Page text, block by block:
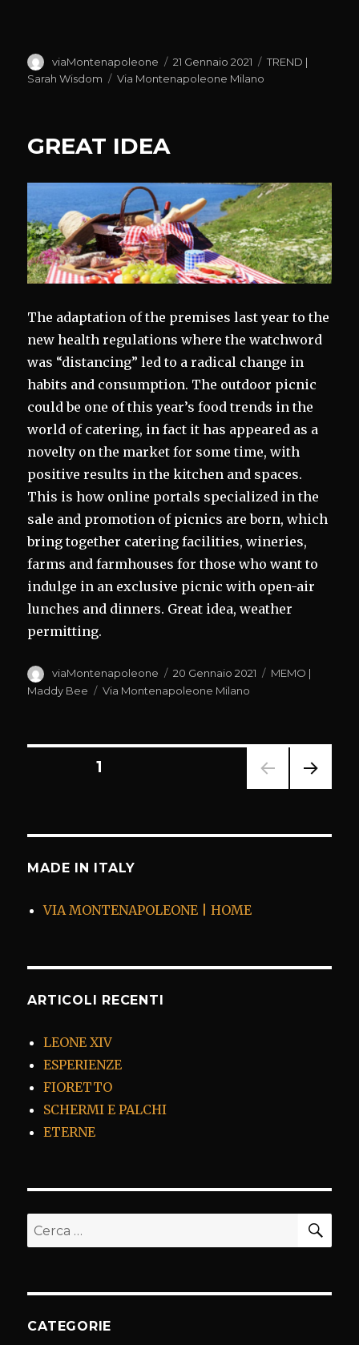
Autore
viaMontenapoleone
Pubblicato
il
21 Gennaio 2021 Categorie
TREND |
Sarah Wisdom
Tag
Via Montenapoleone Milano
GREAT IDEA
The adaptation of the premises last year to the
new health regulations where the watchword
was “distancing” led to a radical change in
habits and consumption. The outdoor picnic
could be one of this year’s food trends in the
world of catering, in fact it has appeared as a
novelty on the market for some time, with
positive results in the kitchen and spaces.
This is how online portals specialized in the
sale and promotion of picnics are born, which
bring together catering facilities, wineries,
farms and farmhouses for those who want to
indulge in an exclusive picnic with open-air
lunches and dinners. Great idea, weather
permitting.
Autore
viaMontenapoleone
Pubblicato
il
20 Gennaio 2021 Categorie
MEMO |
Maddy Bee
Tag
Via Montenapoleone Milano
Paginazione
articoli
PAGINA1
ESSI
MADE IN ITALY
VIA MONTENAPOLEONE | HOME
ARTICOLI RECENTI
LEONE XIV
ESPERIENZE
FIORETTO
SCHERMI E PALCHI
ETERNE
Cerca:
CATEGORIE